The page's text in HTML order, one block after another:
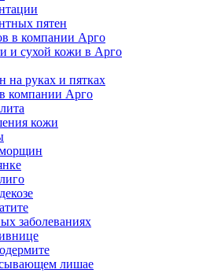
пятен
в компании Арго
и сухой кожи в Арго
на руках и пятках
компании Арго
кожи
заболеваниях
лишае